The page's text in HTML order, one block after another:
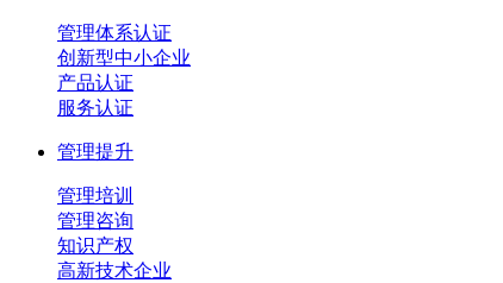
管理体系认证
创新型中小企业
产品认证
服务认证
管理提升
管理培训
管理咨询
知识产权
高新技术企业